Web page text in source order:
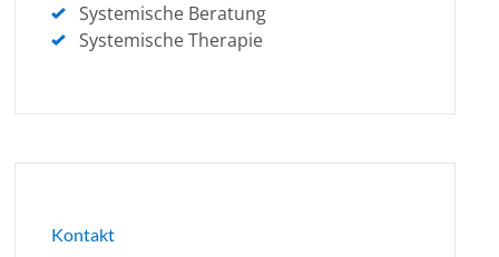
Systemische Beratung
Systemische Therapie
Kontakt